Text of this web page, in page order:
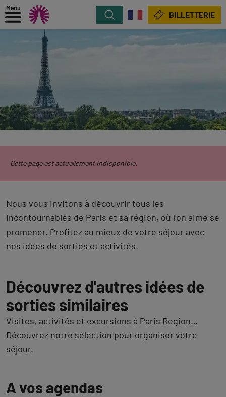
Menu
Rechercher BILLETTERIE
Cette page est actuellement indisponible.
Nous vous invitons à découvrir tous les
incontournables de Paris et sa région, où l’on aime se
promener. Profitez au mieux de votre séjour avec
nos idées de sorties et activités.
Découvrez d'autres idées de
sorties similaires
Visites, activités et excursions à Paris Region…
Découvrez notre sélection pour organiser votre
séjour.
A vos agendas